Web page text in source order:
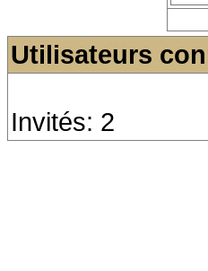
Utilisateurs
Invités: 2